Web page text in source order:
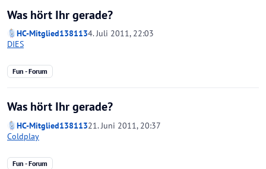
Was hört Ihr gerade?
HC-Mitglied1381134. Juli 2011, 22:03
DIES
Fun - Forum
Was hört Ihr gerade?
HC-Mitglied13811321. Juni 2011, 20:37
Coldplay
Fun - Forum